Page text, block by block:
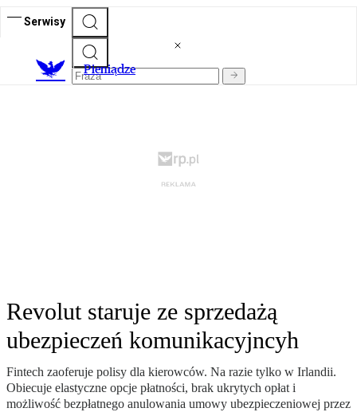
Serwisy
Pieniądze
Revolut staruje ze sprzedażą
ubezpieczeń komunikacyjncyh
Fintech zaoferuje polisy dla kierowców. Na razie tylko w Irlandii.
Obiecuje elastyczne opcje płatności, brak ukrytych opłat i
możliwość bezpłatnego anulowania umowy ubezpieczeniowej przez